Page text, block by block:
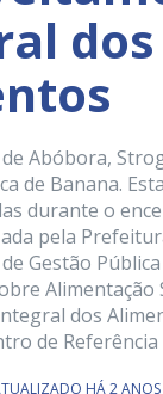
dos
Abóbora,
de Banana.
durante o
pela
Gestão Pública
Alimentação
dos
de
HÁ 2 ANOS